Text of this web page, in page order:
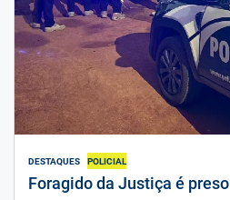
DESTAQUES POLICIAL
Foragido da Justiça é